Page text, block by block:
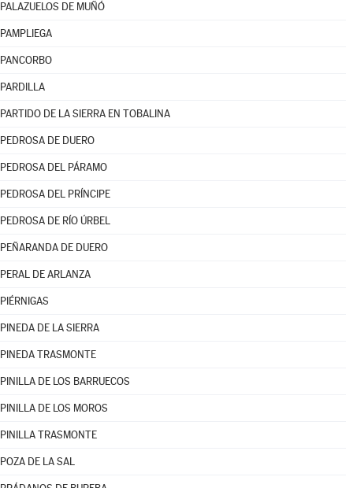
PALAZUELOS DE MUÑÓ
PAMPLIEGA
PANCORBO
PARDILLA
PARTIDO DE LA SIERRA EN TOBALINA
PEDROSA DE DUERO
PEDROSA DEL PÁRAMO
PEDROSA DEL PRÍNCIPE
PEDROSA DE RÍO ÚRBEL
PEÑARANDA DE DUERO
PERAL DE ARLANZA
PIÉRNIGAS
PINEDA DE LA SIERRA
PINEDA TRASMONTE
PINILLA DE LOS BARRUECOS
PINILLA DE LOS MOROS
PINILLA TRASMONTE
POZA DE LA SAL